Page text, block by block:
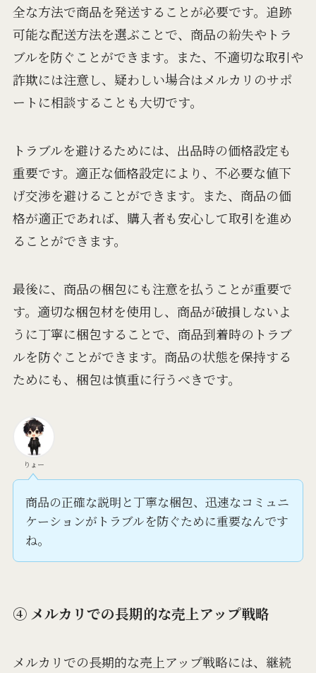
全な方法で商品を発送することが必要です。追跡
可能な配送方法を選ぶことで、商品の紛失やトラ
ブルを防ぐことができます。また、不適切な取引や
詐欺には注意し、疑わしい場合はメルカリのサポ
ートに相談することも大切です。
トラブルを避けるためには、出品時の価格設定も
重要です。適正な価格設定により、不必要な値下
げ交渉を避けることができます。また、商品の価
格が適正であれば、購入者も安心して取引を進め
ることができます。
最後に、商品の梱包にも注意を払うことが重要で
す。適切な梱包材を使用し、商品が破損しないよ
うに丁寧に梱包することで、商品到着時のトラブ
ルを防ぐことができます。商品の状態を保持する
ためにも、梱包は慎重に行うべきです。
りょー
商品の正確な説明と丁寧な梱包、迅速なコミュニ
ケーションがトラブルを防ぐために重要なんです
ね。
④ メルカリでの長期的な売上アップ戦略
メルカリでの長期的な売上アップ戦略には、継続